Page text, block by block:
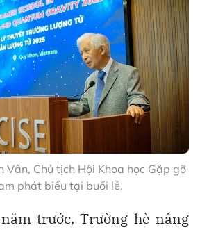
Vân, Chủ tịch Hội Khoa học Gặp gỡ
phát biểu tại buổi lễ.
trước, Trường hè nâng